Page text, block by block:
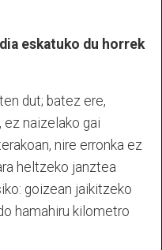
eskatuko du horrek
dut; batez ere,
naizelako gai
nire erronka ez
heltzeko janztea
goizean jaikitzeko
hamahiru kilometro